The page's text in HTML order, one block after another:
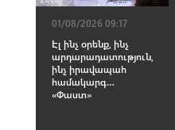
01/08/2026 09:17
Էլ ինչ օրենք, ինչ
արդարադատություն,
ինչ իրավապահ
համակարգ…
«Փաստ»